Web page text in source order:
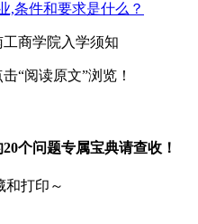
,条件和要求是什么？
“阅读原文”浏览！
个问题专属宝典请查收！
和打印～